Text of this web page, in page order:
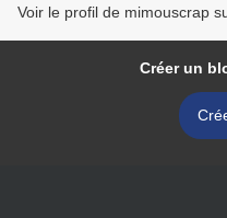
Voir le profil de mimouscrap
Créer un